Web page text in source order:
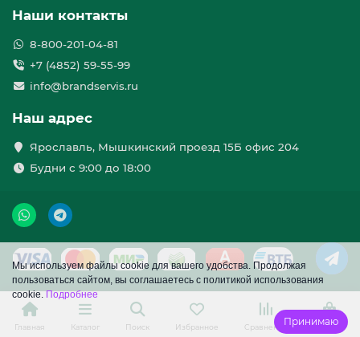
Мы используем файлы cookie для вашего удобства. Продолжая
пользоваться сайтом, вы соглашаетесь с политикой использования
cookie.Подробнее
Принимаю
Наши контакты
8-800-201-04-81
+7 (4852) 59-55-99
info@brandservis.ru
Наш адрес
Ярославль, Мышкинский проезд 15Б офис 204
Будни с 9:00 до 18:00
Главная Каталог Поиск Избранное Сравнение Корзина